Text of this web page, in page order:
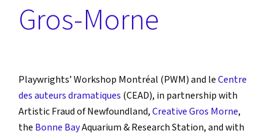
Gros-Morne
Playwrights’ Workshop Montréal (PWM) and leCentre
des auteurs dramatiques (CEAD), in partnership with
Artistic Fraud of Newfoundland,Creative Gros Morne,
the Bonne BayAquarium & Research Station, and with